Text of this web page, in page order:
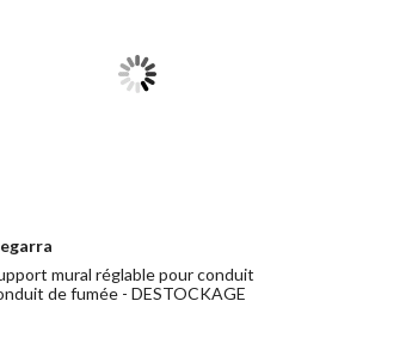
mural réglable pour conduit
de fumée - DESTOCKAGE